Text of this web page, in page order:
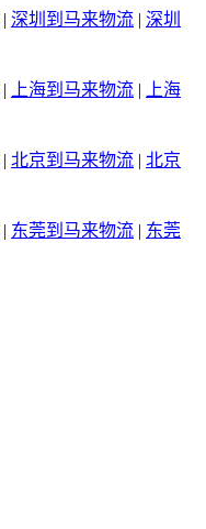
| 深圳到马来物流 | 深圳
| 上海到马来物流 |
上海
| 北京到马来物流 | 北京
| 东莞到马来物流 | 东莞